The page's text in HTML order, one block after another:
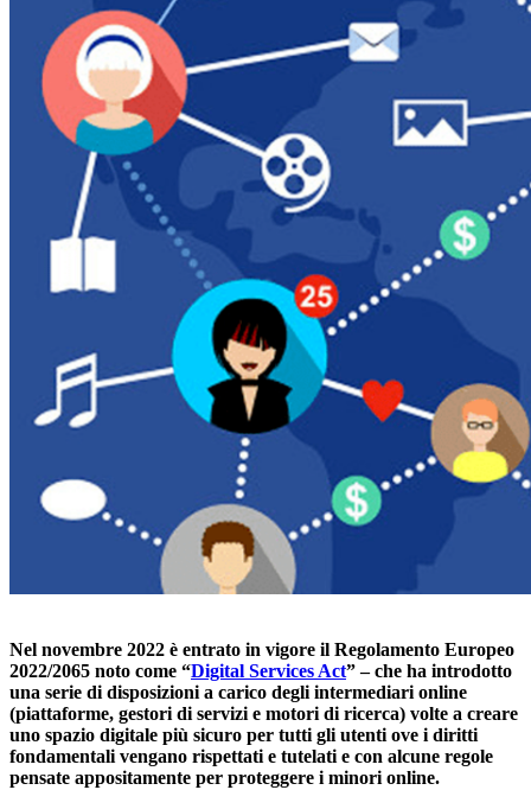
Nel novembre 2022 è entrato in vigore il Regolamento Europeo
2022/2065 noto come “Digital Services Act” – che ha introdotto
una serie di disposizioni a carico degli intermediari online
(piattaforme, gestori di servizi e motori di ricerca) volte a creare
uno spazio digitale più sicuro per tutti gli utenti ove i diritti
fondamentali vengano rispettati e tutelati e con alcune regole
pensate appositamente per proteggere i minori online.